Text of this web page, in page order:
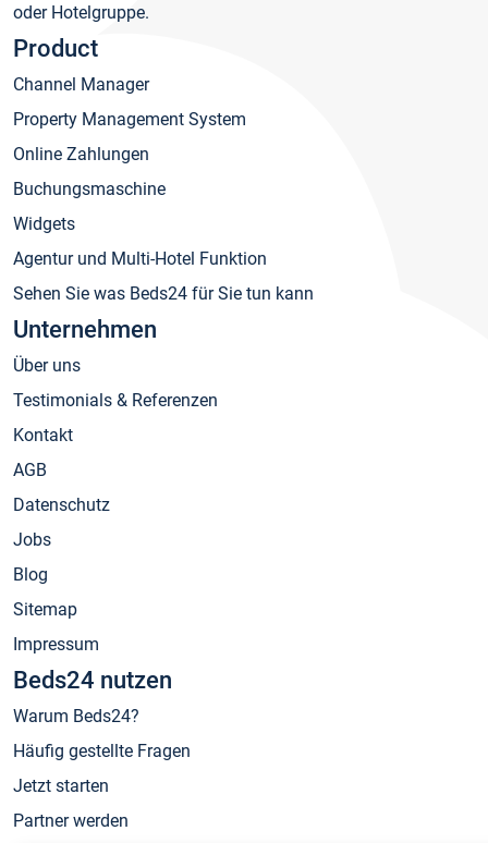
oder Hotelgruppe.
Product
Channel Manager
Property Management System
Online Zahlungen
Buchungsmaschine
Widgets
Agentur und Multi-Hotel Funktion
Sehen Sie was Beds24 für Sie tun kann
Unternehmen
Über uns
Testimonials & Referenzen
Kontakt
AGB
Datenschutz
Jobs
Blog
Sitemap
Impressum
Beds24 nutzen
Warum Beds24?
Häufig gestellte Fragen
Jetzt starten
Partner werden